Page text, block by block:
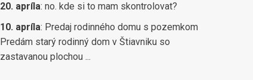
20. apríla: no. kde si to mam skontrolovat?
10. apríla: Predaj rodinného domu s pozemkom
Predám starý rodinný dom v Štiavniku so
zastavanou plochou ...